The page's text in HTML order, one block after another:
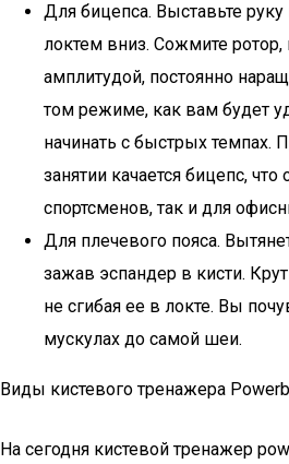
Для бицепса. Выставьте руку
локтем вниз. Сожмите
амплитудой, постоянно
том режиме, как вам будет
начинать с быстрых темпах.
занятии качается бицепс,
спортсменов, так и для
Для плечевого пояса.
зажав эспандер в кисти.
не сгибая ее в локте. Вы
мускулах до самой шеи.
Виды кистевого тренажера
На сегодня кистевой тренажер